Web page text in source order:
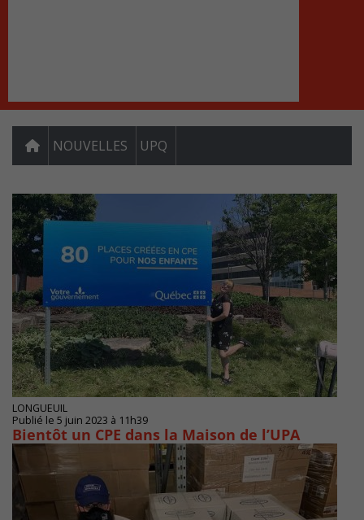
NOUVELLES UPQ
LONGUEUIL
Publié le 5 juin 2023 à 11h39
Bientôt un CPE dans la Maison de l’UPA